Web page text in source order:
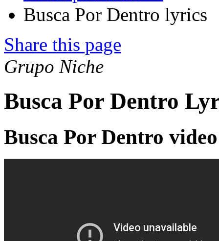
Busca Por Dentro lyrics
Share this page
Grupo Niche
Busca Por Dentro
Busca Por Dentro video